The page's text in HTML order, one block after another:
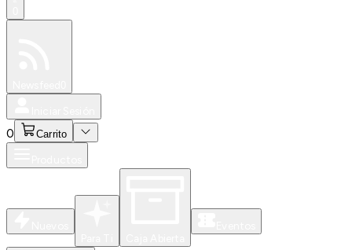
0 Carrito